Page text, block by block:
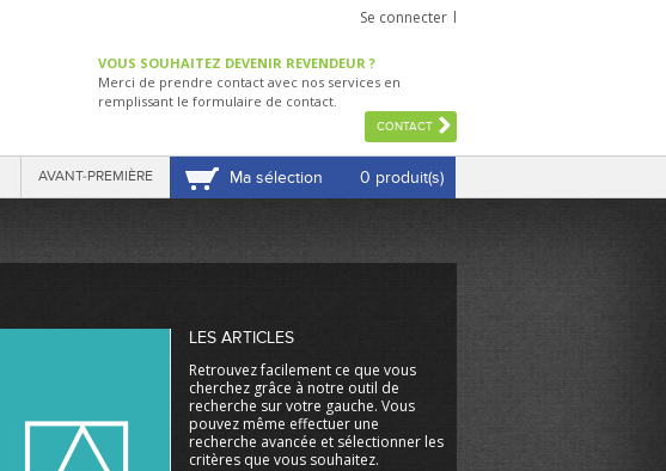
Se connecter
VOUS SOUHAITEZ DEVENIR REVENDEUR ?
Merci de prendre contact avec nos services en
remplissant le formulaire de contact.
CONTACT
AVANT-PREMIÈRE Ma sélection 0 produit(s)
LES ARTICLES
Retrouvez facilement ce que vous
cherchez grâce à notre outil de
recherche sur votre gauche. Vous
pouvez même effectuer une
recherche avancée et sélectionner les
critères que vous souhaitez.